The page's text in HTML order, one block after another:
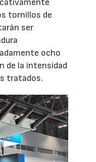
tornillos de
ser
ocho
de la intensidad
tratados.